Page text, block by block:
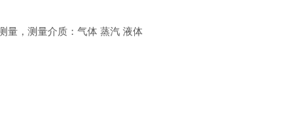
量，测量介质：气体 蒸汽 液体